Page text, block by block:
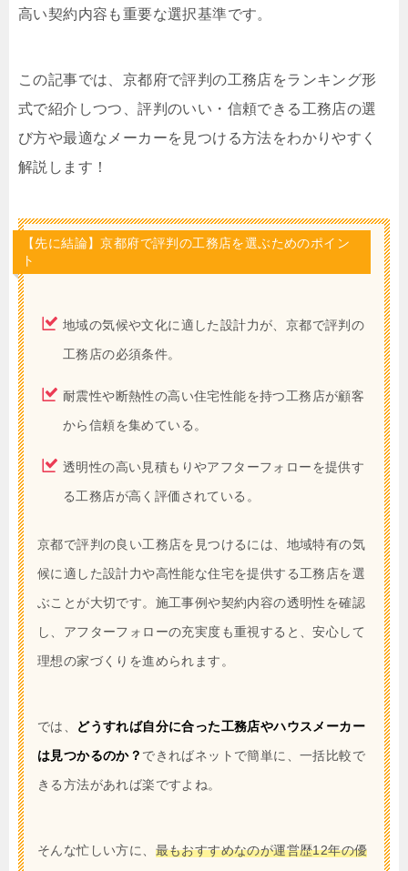
高い契約内容も重要な選択基準です。
この記事では、京都府で評判の工務店をランキング形
式で紹介しつつ、評判のいい・信頼できる工務店の選
び方や最適なメーカーを見つける方法をわかりやすく
解説します！
【先に結論】京都府で評判の工務店を選ぶためのポイン
ト
地域の気候や文化に適した設計力が、京都で評判の
工務店の必須条件。
耐震性や断熱性の高い住宅性能を持つ工務店が顧客
から信頼を集めている。
透明性の高い見積もりやアフターフォローを提供す
る工務店が高く評価されている。
京都で評判の良い工務店を見つけるには、地域特有の気
候に適した設計力や高性能な住宅を提供する工務店を選
ぶことが大切です。施工事例や契約内容の透明性を確認
し、アフターフォローの充実度も重視すると、安心して
理想の家づくりを進められます。
では、
どうすれば自分に合った工務店やハウスメーカー
は見つかるのか？ できればネットで簡単に、一括比較で
きる方法があれば楽ですよね。
そんな忙しい方に、 最もおすすめなのが運営歴12年の優